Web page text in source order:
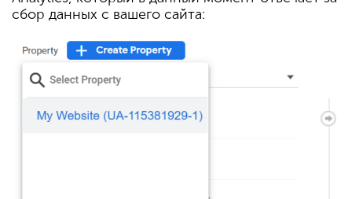
сбор данных с вашего сайта: